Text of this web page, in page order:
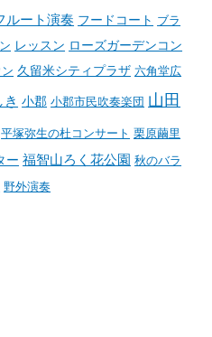
ルート演奏 フードコート ブラ
レッスン ローズガーデンコン
久留米シティプラザ 六角堂広
小郡 小郡市民吹奏楽団 山田
平塚弥生の杜コンサート 栗原繭里
ー 福智山ろく花公園 秋のバラ
野外演奏